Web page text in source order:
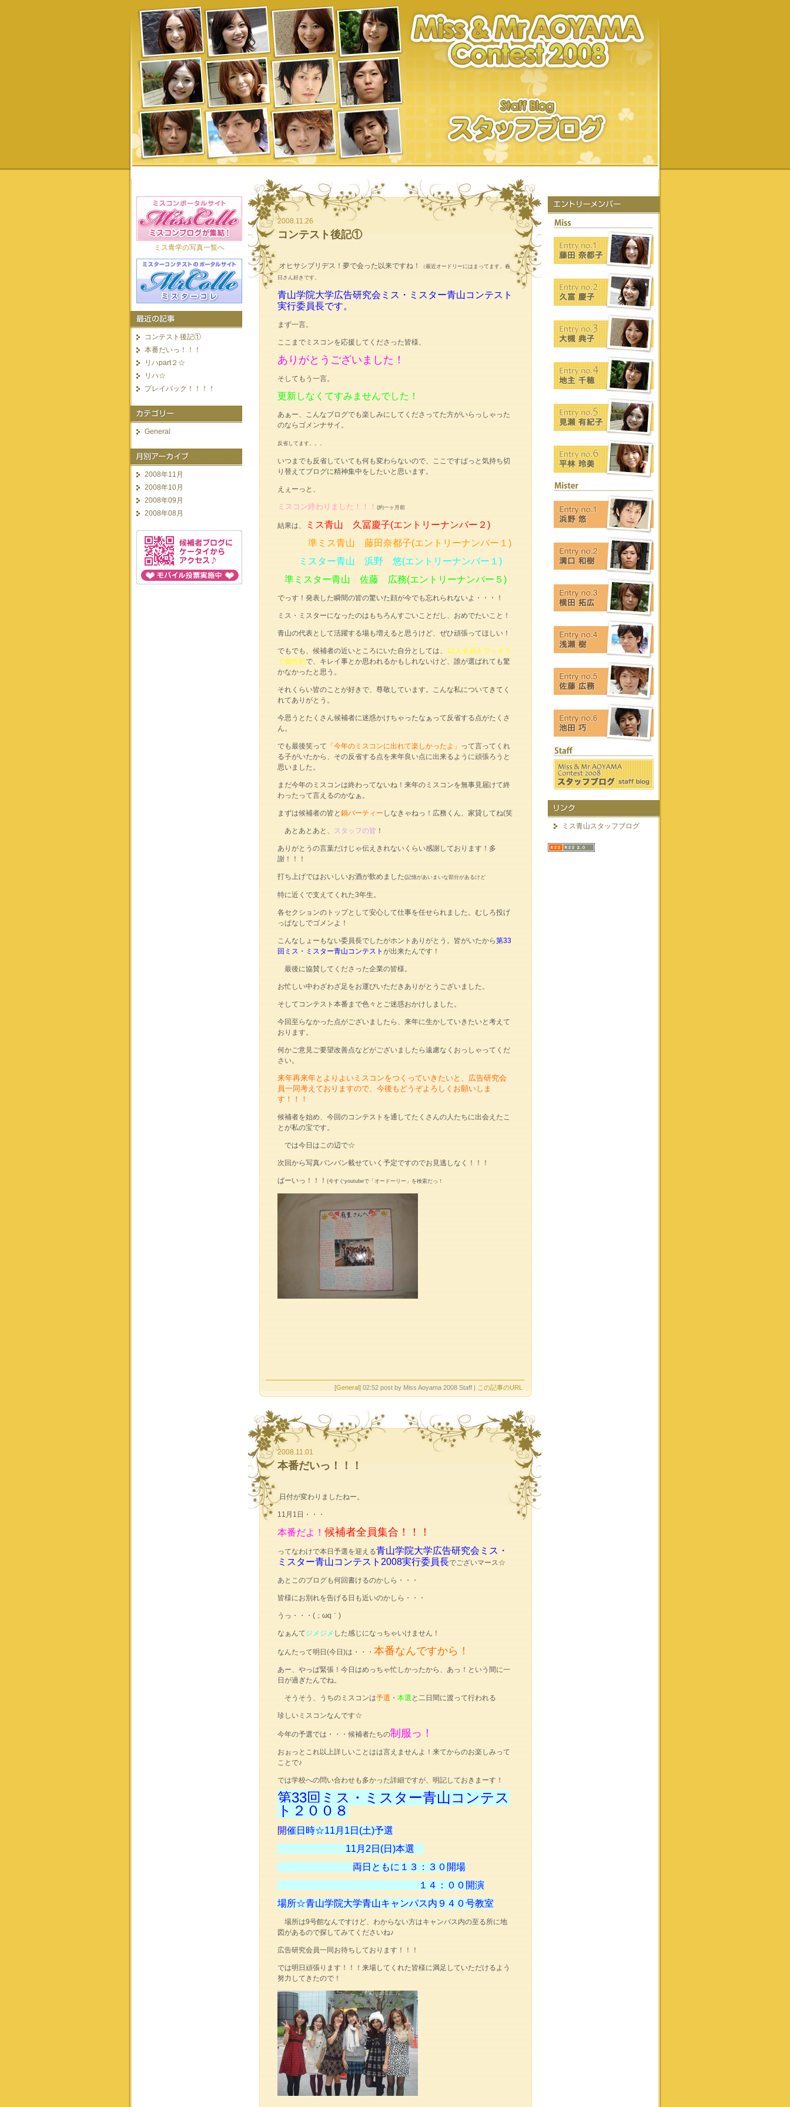
2008.11.26
コンテスト後記①
オヒサシブリデス！夢で会った以来ですね！
（最近オードリーにはまってます。春
日さん好きです。
青山学院大学広告研究会ミス・ミスター青山コンテスト
実行委員長です。
まず一言。
ここまでミスコンを応援してくださった皆様、
ありがとうございました！
そしてもう一言。
更新しなくてすみませんでした！
あぁー、こんなブログでも楽しみにしてくださってた方がいらっしゃった
のならゴメンナサイ。
反省してます。。。
いつまでも反省していても何も変わらないので、ここですぱっと気持ち切
り替えてブログに精神集中をしたいと思います。
えぇーっと、
ミスコン終わりました！！！ (約一ヶ月前
結果は、
ミス青山 久冨慶子(エントリーナンバー２)
準ミス青山 藤田奈都子(エントリーナンバー１)
ミスター青山 浜野 悠(エントリーナンバー１)
準ミスター青山 佐藤 広務(エントリーナンバー５)
でっす！発表した瞬間の皆の驚いた顔が今でも忘れられないよ・・・！
ミス・ミスターになったのはもちろんすごいことだし、おめでたいこと！
青山の代表として活躍する場も増えると思うけど、ぜひ頑張ってほしい！
でもでも、候補者の近いところにいた自分としては、 12人全員キラッキラ
で個性的で、キレイ事とか思われるかもしれないけど、誰が選ばれても驚
かなかったと思う。
それくらい皆のことが好きで、尊敬しています。こんな私についてきてく
れてありがとう。
今思うとたくさん候補者に迷惑かけちゃったなぁって反省する点がたくさ
ん。
でも最後笑って 「今年のミスコンに出れて楽しかったよ」
って言ってくれ
る子がいたから、その反省する点を来年良い点に出来るように頑張ろうと
思いました。
まだ今年のミスコンは終わってないね！来年のミスコンを無事見届けて終
わったって言えるのかなぁ。
まずは候補者の皆と 鍋パーティー しなきゃねっ！広務くん、家貸してね(笑
あとあとあと、 スタッフの皆 ！
ありがとうの言葉だけじゃ伝えきれないくらい感謝しております！多
謝！！！
打ち上げではおいしいお酒が飲めました(記憶があいまいな部分があるけど
特に近くで支えてくれた3年生。
各セクションのトップとして安心して仕事を任せられました。むしろ投げ
っぱなしでゴメンよ！
こんなしょーもない委員長でしたがホントありがとう。皆がいたから第33
回ミス・ミスター青山コンテスト が出来たんです！
最後に協賛してくださった企業の皆様。
お忙しい中わざわざ足をお運びいただきありがとうございました。
そしてコンテスト本番まで色々とご迷惑おかけしました。
今回至らなかった点がございましたら、来年に生かしていきたいと考えて
おります。
何かご意見ご要望改善点などがございましたら遠慮なくおっしゃってくだ
さい。
来年再来年とよりよいミスコンをつくっていきたいと、広告研究会
員一同考えておりますので、今後もどうぞよろしくお願いしま
す！！！
候補者を始め、今回のコンテストを通してたくさんの人たちに出会えたこ
とが私の宝です。
では今日はこの辺で☆
次回から写真バンバン載せていく予定ですのでお見逃しなく！！！
ばーいっ！！！ (今すぐyoutubeで「オードーリー」を検索だっ！
[General] 02:52 post by Miss Aoyama 2008 Staff | この記事のURL
2008.11.01
本番だいっ！！！
日付が変わりましたねー。
11月1日・・・
本番だよ！ 候補者全員集合！！！
ってなわけで本日予選を迎える青山学院大学広告研究会ミス・
ミスター青山コンテスト2008実行委員長でございマース☆
あとこのブログも何回書けるのかしら・・・
皆様にお別れを告げる日も近いのかしら・・・
うっ・・・(；ωq｀)
なぁんてジメジメ した感じになっちゃいけません！
なんたって明日(今日)は・・・ 本番なんですから！
あー、やっぱ緊張！今日はめっちゃ忙しかったから、あっ！という間に一
日が過ぎたんでね。
そうそう、うちのミスコンは予選 ・ 本選 と二日間に渡って行われる
珍しいミスコンなんです☆
今年の予選では・・・候補者たちの制服っ！
おぉっとこれ以上詳しいことはは言えませんよ！来てからのお楽しみって
ことで♪
では学校への問い合わせも多かった詳細ですが、明記しておきまーす！
第33回ミス・ミスター青山コンテス
ト２００８
開催日時☆11月1日(土)予選
11月2日(日)本選
両日ともに１３：３０開場
１４：００開演
場所☆青山学院大学青山キャンパス内９４０号教室
場所は9号館なんですけど、わからない方はキャンパス内の至る所に地
図があるので探してみてくださいね♪
広告研究会員一同お待ちしております！！！
では明日頑張ります！！！来場してくれた皆様に満足していただけるよう
努力してきたので！
ミス青山スタッフブログ
ミス青学の写真一覧へ
コンテスト後記①
本番だいっ！！！
リハpart２☆
リハ☆
プレイバック！！！！
General
2008年11月
2008年10月
2008年09月
2008年08月